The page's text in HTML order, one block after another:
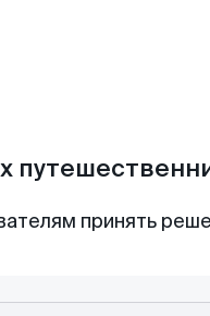
принять